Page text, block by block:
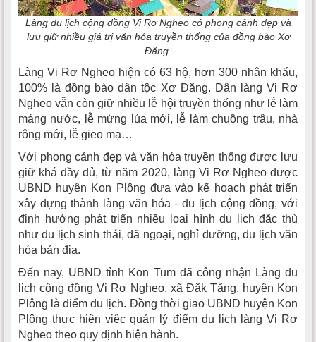
Làng du lịch cộng đồng Vi Rơ Ngheo có phong cảnh đẹp và
lưu giữ nhiều giá trị văn hóa truyền thống của đồng bào Xơ
Đăng.
Làng Vi Rơ Ngheo hiện có 63 hộ, hơn 300 nhân khẩu,
100% là đồng bào dân tộc Xơ Đăng. Dân làng Vi Rơ
Ngheo vẫn còn giữ nhiều lễ hội truyền thống như lễ làm
máng nước, lễ mừng lúa mới, lễ làm chuồng trâu, nhà
rông mới, lễ gieo mạ…
Với phong cảnh đẹp và văn hóa truyền thống được lưu
giữ khá đầy đủ, từ năm 2020, làng Vi Rơ Ngheo được
UBND huyện Kon Plông đưa vào kế hoạch phát triển
xây dựng thành làng văn hóa - du lịch cộng đồng, với
định hướng phát triển nhiều loại hình du lịch đặc thù
như du lịch sinh thái, dã ngoại, nghỉ dưỡng, du lịch văn
hóa bản địa.
Đến nay, UBND tỉnh Kon Tum đã công nhận Làng du
lịch cộng đồng Vi Rơ Ngheo, xã Đăk Tăng, huyện Kon
Plông là điểm du lịch. Đồng thời giao UBND huyện Kon
Plông thực hiện việc quản lý điểm du lịch làng Vi Rơ
Ngheo theo quy định hiện hành.